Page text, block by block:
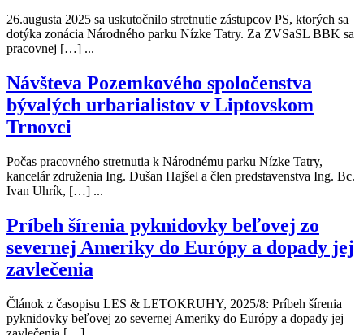
26.augusta 2025 sa uskutočnilo stretnutie zástupcov PS, ktorých sa
dotýka zonácia Národného parku Nízke Tatry. Za ZVSaSL BBK sa
pracovnej […] ...
Návšteva Pozemkového spoločenstva
bývalých urbarialistov v Liptovskom
Trnovci
Počas pracovného stretnutia k Národnému parku Nízke Tatry,
kancelár združenia Ing. Dušan Hajšel a člen predstavenstva Ing. Bc.
Ivan Uhrík, […] ...
Príbeh šírenia pyknidovky beľovej zo
severnej Ameriky do Európy a dopady jej
zavlečenia
Článok z časopisu LES & LETOKRUHY, 2025/8: Príbeh šírenia
pyknidovky beľovej zo severnej Ameriky do Európy a dopady jej